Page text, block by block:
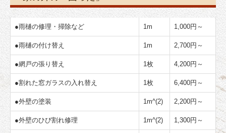
●雨樋の修理・掃除など 1m 1,000円～
●雨樋の付け替え 1m 2,700円～
●網戸の張り替え 1枚 4,200円～
●割れた窓ガラスの入れ替え 1枚 6,400円～
●外壁の塗装 1m^(2) 2,200円～
●外壁のひび割れ修理 1m^(2) 1,300円～